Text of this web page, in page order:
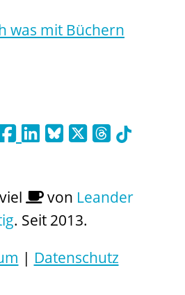
von Leander
. Seit 2013.
| Datenschutz